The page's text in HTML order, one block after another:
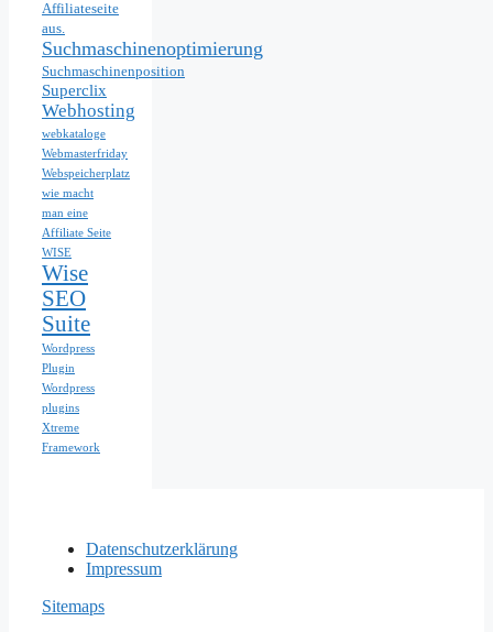
Affiliateseite
aus.
Suchmaschinenoptimierung
Suchmaschinenposition
Superclix
Webhosting
webkataloge
Webmasterfriday
Webspeicherplatz
wie macht
man eine
Affiliate Seite
WISE
Wise
SEO
Suite
Wordpress
Plugin
Wordpress
plugins
Xtreme
Framework
Datenschutzerklärung
Impressum
Sitemaps